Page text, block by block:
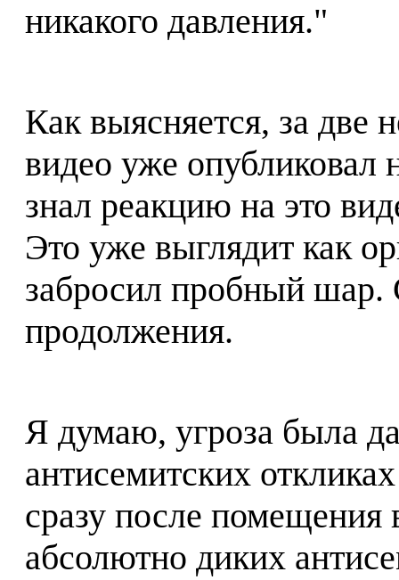
никакого давления."
Как выясняется, за две
видео уже
знал реакцию на это
Это уже выглядит как
забросил пробный шар.
продолжения.
Я думаю, угроза была
антисемитских
сразу после помещения
абсолютно диких